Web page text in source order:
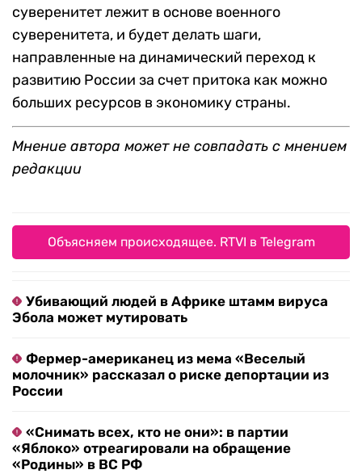
суверенитет лежит в основе военного
суверенитета, и будет делать шаги,
направленные на динамический переход к
развитию России за счет притока как можно
больших ресурсов в экономику страны.
Мнение автора может не совпадать с мнением
редакции
Объясняем происходящее. RTVI в Telegram
Убивающий людей в Африке штамм вируса
Эбола может мутировать
Фермер-американец из мема «Веселый
молочник» рассказал о риске депортации из
России
«Снимать всех, кто не они»: в партии
«Яблоко» отреагировали на обращение
«Родины» в ВС РФ